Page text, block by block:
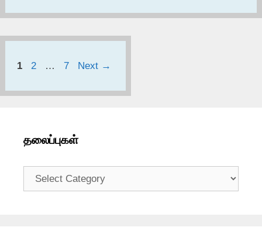
Page
1 Page
2 … Page
7 Next →
தலைப்புகள்
தலைப்புகள்